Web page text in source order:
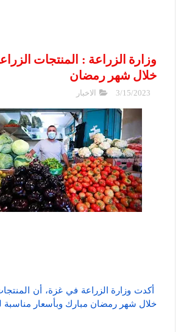
وزارة الزراعة : المنتجات
خلال شهر رمضان
3/15/2023 الاخبار
أكدت وزارة الزراعة في غزة، أن
خلال شهر رمضان مبارك وبأسعار مناسبة